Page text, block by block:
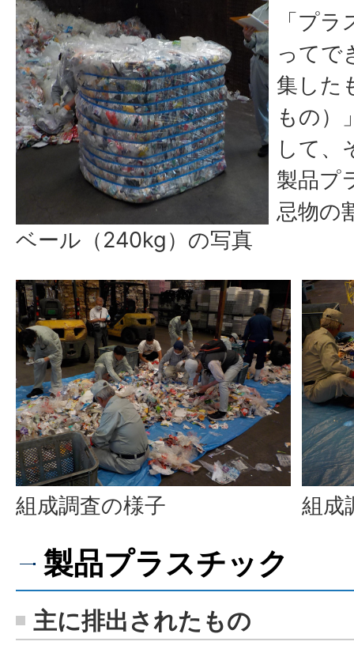
ベール（240kg）の写真
「プ
ってで
集した
もの）
して、
製品プ
忌物の
組成調査の様子 組成
製品プラスチック
主に排出されたもの